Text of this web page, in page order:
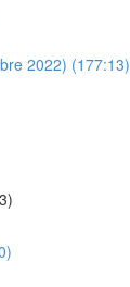
2022) (177:13)